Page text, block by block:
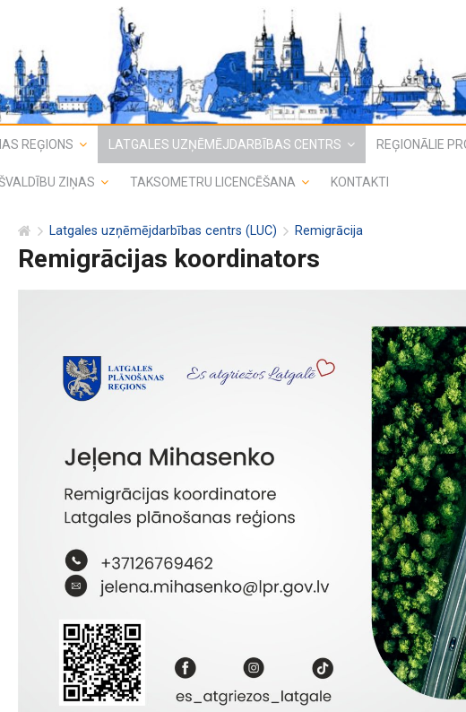
REĢIONS LATGALES UZŅĒMĒJDARBĪBAS CENTRS REĢIONĀLIE
ZIŅAS TAKSOMETRU LICENCĒŠANA KONTAKTI
Latgales uzņēmējdarbības centrs (LUC) Remigrācija
Remigrācijas koordinators